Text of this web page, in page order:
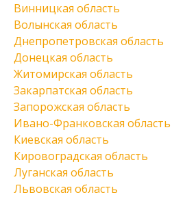
Винницкая область
Волынская область
Днепропетровская область
Донецкая область
Житомирская область
Закарпатская область
Запорожская область
Ивано-Франковская область
Киевская область
Кировоградская область
Луганская область
Львовская область